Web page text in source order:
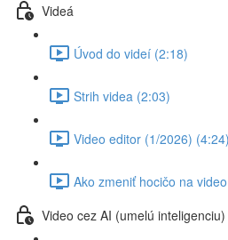
Videá
Úvod do videí (2:18)
Strih videa (2:03)
Video editor (1/2026) (4:24)
Ako zmeniť hocičo na
Video cez AI (umelú inteligenciu)